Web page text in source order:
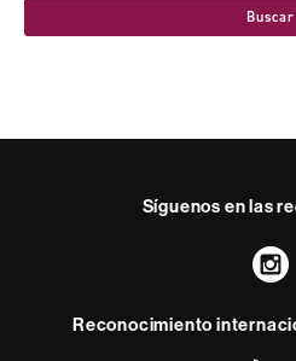
Buscar
Síguenos en las
Reconocimiento